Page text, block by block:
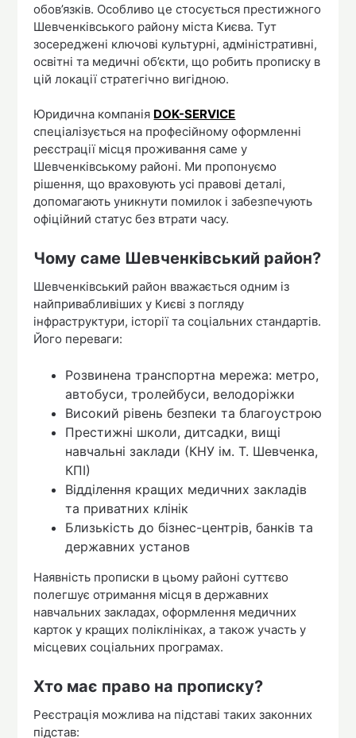
обов’язків. Особливо це стосується престижного
Шевченківського району міста Києва. Тут
зосереджені ключові культурні, адміністративні,
освітні та медичні об’єкти, що робить прописку в
цій локації стратегічно вигідною.
Юридична компанія DOK-SERVICE
спеціалізується на професійному оформленні
реєстрації місця проживання саме у
Шевченківському районі. Ми пропонуємо
рішення, що враховують усі правові деталі,
допомагають уникнути помилок і забезпечують
офіційний статус без втрати часу.
Чому саме Шевченківський район?
Шевченківський район вважається одним із
найпривабливіших у Києві з погляду
інфраструктури, історії та соціальних стандартів.
Його переваги:
Розвинена транспортна мережа: метро,
автобуси, тролейбуси, велодоріжки
Високий рівень безпеки та благоустрою
Престижні школи, дитсадки, вищі
навчальні заклади (КНУ ім. Т. Шевченка,
КПІ)
Відділення кращих медичних закладів
та приватних клінік
Близькість до бізнес-центрів, банків та
державних установ
Наявність прописки в цьому районі суттєво
полегшує отримання місця в державних
навчальних закладах, оформлення медичних
карток у кращих поліклініках, а також участь у
місцевих соціальних програмах.
Хто має право на прописку?
Реєстрація можлива на підставі таких законних
підстав: